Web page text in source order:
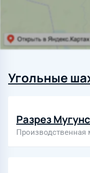
Угольные
Разрез
Производственная